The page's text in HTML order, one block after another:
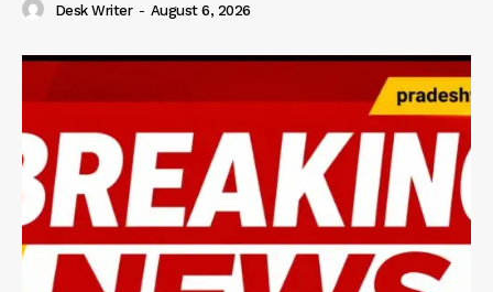
Desk Writer - August 6, 2026